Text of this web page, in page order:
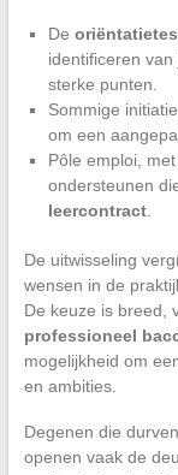
De
identificeren
sterke punten.
Sommige
om een
Pôle emploi,
ondersteunen
leercontract.
De uitwisseling
wensen in de
De keuze is breed,
professioneel
mogelijkheid om
en ambities.
Degenen die
openen vaak de